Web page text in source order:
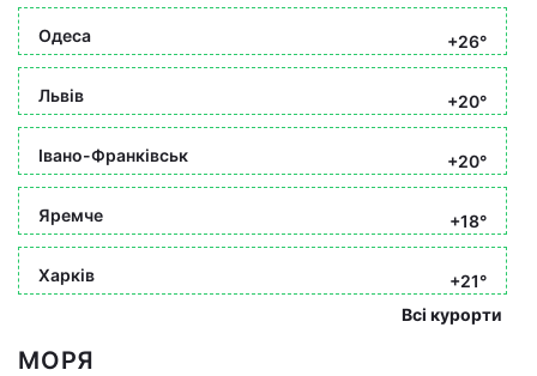
Одеса +26°
Львів +20°
Івано-Франківськ +20°
Яремче +18°
Харків
+21°
Всі курорти
МОРЯ